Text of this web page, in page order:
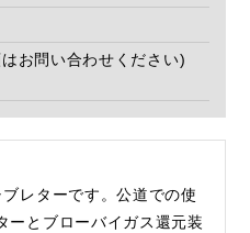
お問い合わせください)
レターです。公道での使
ーとブローバイガス還元装